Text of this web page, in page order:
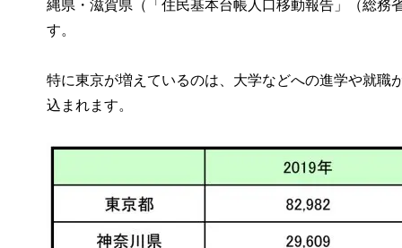
縄県・滋賀県（「住民基本台帳人口移動報告」（総務
す。
特に東京が増えているのは、大学などへの進学や就職
込まれます。